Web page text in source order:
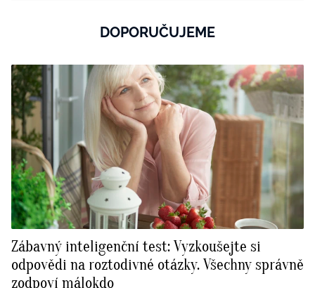
DOPORUČUJEME
Zábavný inteligenční test: Vyzkoušejte si
odpovědi na roztodivné otázky. Všechny správně
zodpoví málokdo